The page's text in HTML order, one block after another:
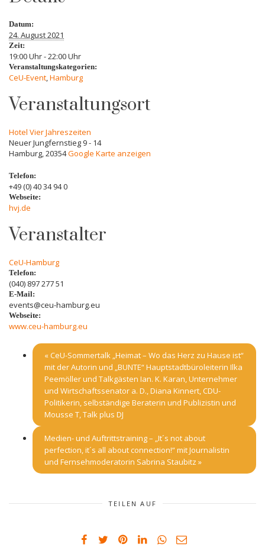
Datum:
24. August 2021
Zeit:
19:00 Uhr - 22:00 Uhr
Veranstaltungskategorien:
CeU-Event,Hamburg
Veranstaltungsort
Hotel Vier Jahreszeiten
Neuer Jungfernstieg 9 - 14
Hamburg,20354Google Karte anzeigen
Telefon:
+49 (0) 40 34 94 0
Webseite:
hvj.de
Veranstalter
CeU-Hamburg
Telefon:
(040) 897 277 51
E-Mail:
events@ceu-hamburg.eu
Webseite:
www.ceu-hamburg.eu
«CeU-Sommertalk „Heimat – Wo das Herz zu Hause ist“
mit der Autorin und „BUNTE“ Hauptstadtbüroleiterin Ilka
Peemöller und Talkgästen Ian. K. Karan, Unternehmer
und Wirtschaftssenator a. D., Diana Kinnert, CDU-
Politikerin, selbständige Beraterin und Publizistin und
Mousse T, Talk plus DJ
Medien- und Auftrittstraining – „It´s not about
perfection, it´s all about connection!“ mit Journalistin
und Fernsehmoderatorin Sabrina Staubitz »
TEILEN AUF